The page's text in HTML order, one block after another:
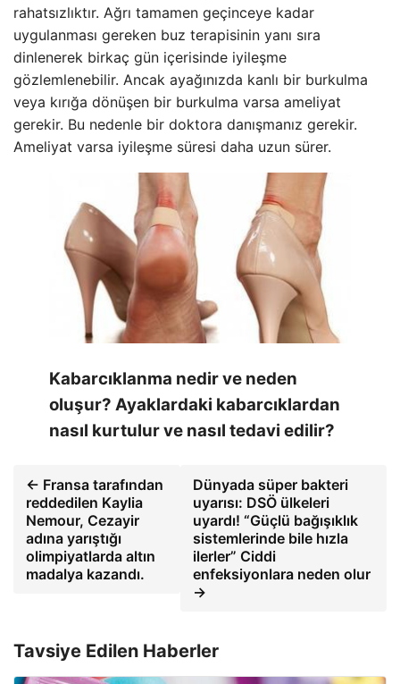
rahatsızlıktır. Ağrı tamamen geçinceye kadar
uygulanması gereken buz terapisinin yanı sıra
dinlenerek birkaç gün içerisinde iyileşme
gözlemlenebilir. Ancak ayağınızda kanlı bir burkulma
veya kırığa dönüşen bir burkulma varsa ameliyat
gerekir. Bu nedenle bir doktora danışmanız gerekir.
Ameliyat varsa iyileşme süresi daha uzun sürer.
Kabarcıklanma nedir ve neden
oluşur? Ayaklardaki kabarcıklardan
nasıl kurtulur ve nasıl tedavi edilir?
← Fransa tarafından
reddedilen Kaylia
Nemour, Cezayir
adına yarıştığı
olimpiyatlarda altın
madalya kazandı.
Dünyada süper bakteri
uyarısı: DSÖ ülkeleri
uyardı! “Güçlü bağışıklık
sistemlerinde bile hızla
ilerler” Ciddi
enfeksiyonlara neden olur
→
Tavsiye Edilen Haberler